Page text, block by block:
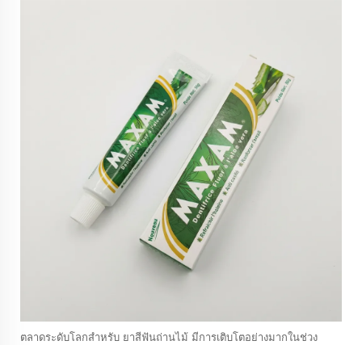
ตลาดระดับโลกสำหรับ ยาสีฟันถ่านไม้ มีการเติบโตอย่างมากในช่วง